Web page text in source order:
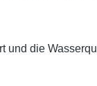
und die